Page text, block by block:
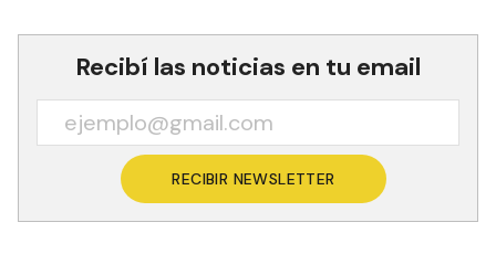
Recibí las noticias en tu email
RECIBIR NEWSLETTER